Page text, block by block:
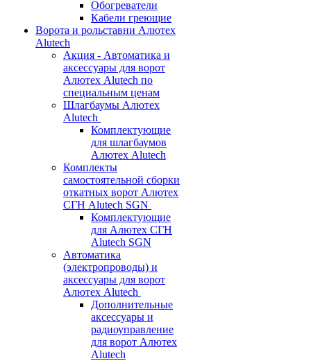
Обогреватели
Кабели греющие
Ворота и рольставни Алютех
Alutech
Акция - Автоматика и
аксессуары для ворот
Алютех Alutech по
специальным ценам
Шлагбаумы Алютех
Alutech
Комплектующие
для шлагбаумов
Алютех Alutech
Комплекты
самостоятельной сборки
откатных ворот Алютех
СГН Alutech SGN
Комплектующие
для Алютех СГН
Alutech SGN
Автоматика
(электропроводы) и
аксессуары для ворот
Алютех Alutech
Дополнительные
аксессуары и
радиоуправление
для ворот Алютех
Alutech